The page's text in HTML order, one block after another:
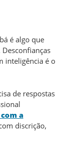
é algo que
inteligência é o
de respostas
a
discrição,